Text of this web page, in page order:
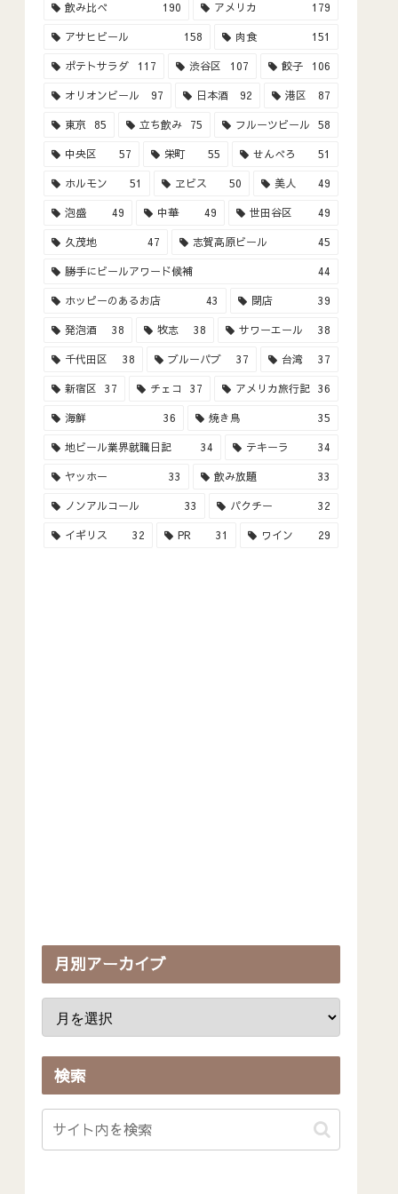
飲み比べ 190 アメリカ 179
アサヒビール 158 肉食 151
ポテトサラダ 117 渋谷区 107 餃子 106
オリオンビール 97 日本酒 92 港区 87
東京 85 立ち飲み 75 フルーツビール 58
中央区 57 栄町 55 せんべろ 51
ホルモン 51 ヱビス 50 美人 49
泡盛 49 中華 49 世田谷区 49
久茂地 47 志賀高原ビール 45
勝手にビールアワード候補 44
ホッピーのあるお店 43 閉店 39
発泡酒 38 牧志 38 サワーエール 38
千代田区 38 ブルーパブ 37 台湾 37
新宿区 37 チェコ 37 アメリカ旅行記 36
海鮮 36 焼き鳥 35
地ビール業界就職日記 34 テキーラ 34
ヤッホー 33 飲み放題 33
ノンアルコール 33 パクチー 32
イギリス 32 PR 31 ワイン 29
月別アーカイブ
検索